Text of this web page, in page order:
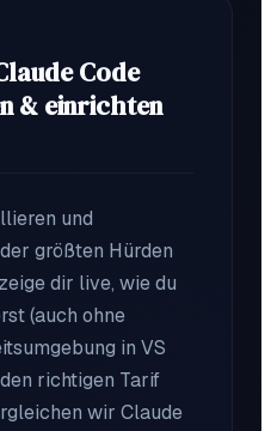
Code
& einrichten
und
größten Hürden
dir live, wie du
(auch ohne
in VS
richtigen Tarif
wir Claude